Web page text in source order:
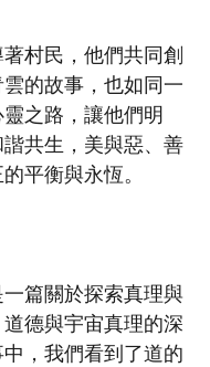
村民，他們共同創
的故事，也如同一
之路，讓他們明
共生，美與惡、善
平衡與永恆。
一篇關於探索真理與
德與宇宙真理的深
，我們看到了道的